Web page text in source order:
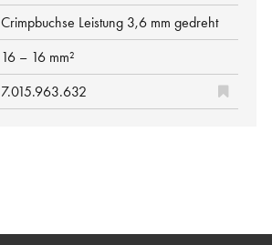
Crimpbuchse Leistung 3,6 mm gedreht
16 – 16 mm²
7.015.963.632